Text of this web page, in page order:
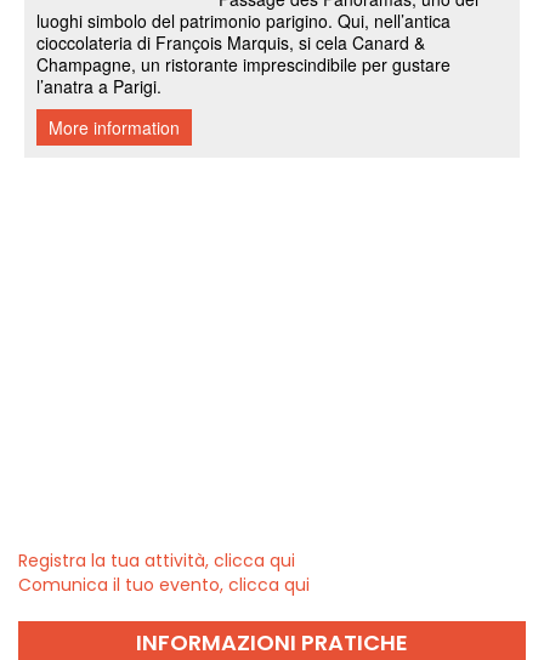
Registra la tua attività, clicca qui
Comunica il tuo evento, clicca qui
INFORMAZIONI PRATICHE